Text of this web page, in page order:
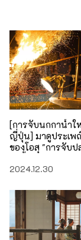
[การจับนกกาน้ำใ
ญี่ปุ่น] มาดูประเพ
ของโอสุ "การจับป
2024.12.30